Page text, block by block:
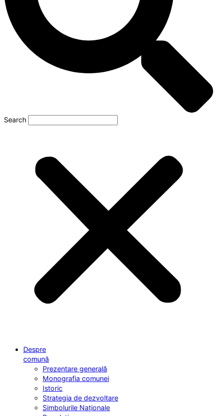
Search
Despre
comună
Prezentare generală
Monografia comunei
Istoric
Strategia de dezvoltare
Simbolurile Naționale